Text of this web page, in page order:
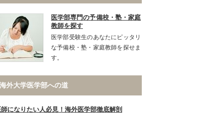
医学部専門の予備校・塾・家庭
教師を探す
医学部受験生のあなたにピッタリ
な予備校・塾・家庭教師を探せま
す。
海外大学医学部への道
師になりたい人必見！海外医学部徹底解剖